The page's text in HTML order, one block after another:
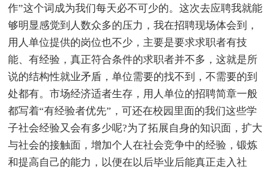
作”这个词成为我们每天必不可少的。这次去应聘我就能
够明显感觉到人数众多的压力，我在招聘现场体会到，
用人单位提供的岗位也不少，主要是要求求职者有技
能、有经验，真正符合条件的求职者并不多，这就是所
说的结构性就业矛盾，单位需要的找不到，不需要的到
处都有。市场经济适者生存，用人单位的招聘简章一般
都写着“有经验者优先”，可还在校园里面的我们这些学
子社会经验又会有多少呢?为了拓展自身的知识面，扩大
与社会的接触面，增加个人在社会竞争中的经验，锻炼
和提高自己的能力，以便在以后毕业后能真正走入社